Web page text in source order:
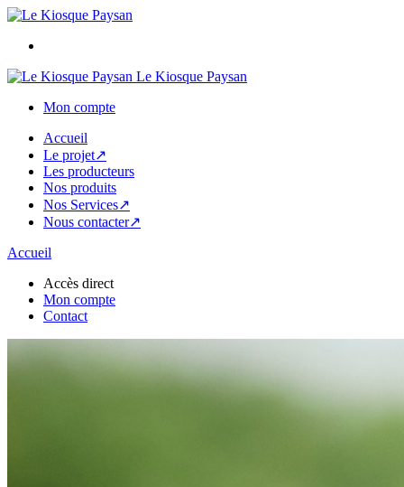
Le Kiosque Paysan
Mon compte
Accueil
Le projet↗
Les producteurs
Nos produits
Nos Services↗
Nous contacter↗
Accueil
Accès direct
Mon compte
Contact